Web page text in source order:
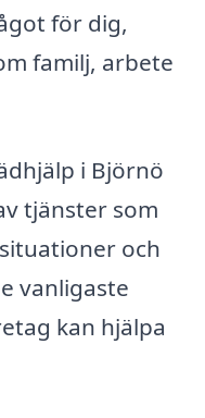
för dig,
familj, arbete
i Björnö
tjänster som
och
vanligaste
kan hjälpa